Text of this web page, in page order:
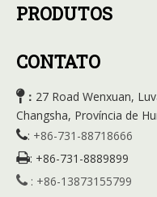
PRODUTOS
CONTATO
： 27 Road Wenxuan,
Changsha, Província de
: +86-731-88718666
: +86-731-8889899
 : +86-13873155799